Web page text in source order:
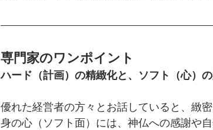
専門家のワンポイント
ハード（計画）の精緻化と、ソフト（心）
優れた経営者の方々とお話していると、緻
身の心（ソフト面）には、神仏への感謝や